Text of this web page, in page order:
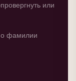
или
о фамилии